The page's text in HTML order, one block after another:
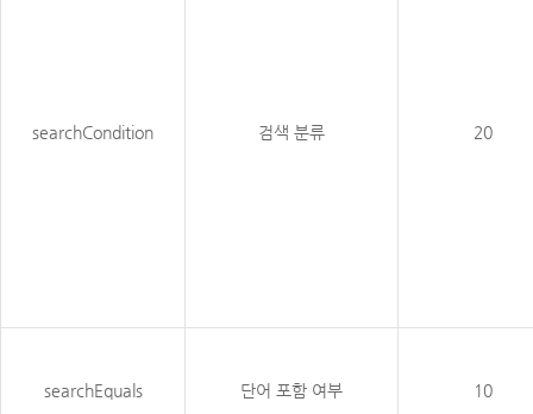
searchCondition 검색 분류 20
searchEquals 단어 포함 여부 10